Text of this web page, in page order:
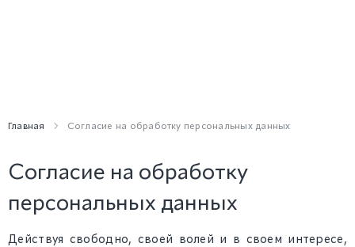
Главная Согласие на обработку персональных данных
Согласие на обработку
персональных данных
Действуя свободно, своей волей и в своем интересе,